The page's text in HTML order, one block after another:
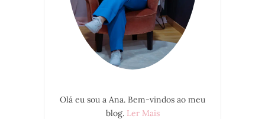
Olá eu sou a Ana. Bem-vindos ao meu
blog. Ler Mais